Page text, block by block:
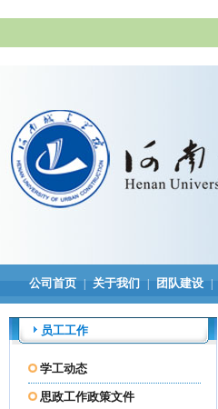
公司首页 | 关于我们 | 团队建设 |
员工工作
学工动态
思政工作政策文件